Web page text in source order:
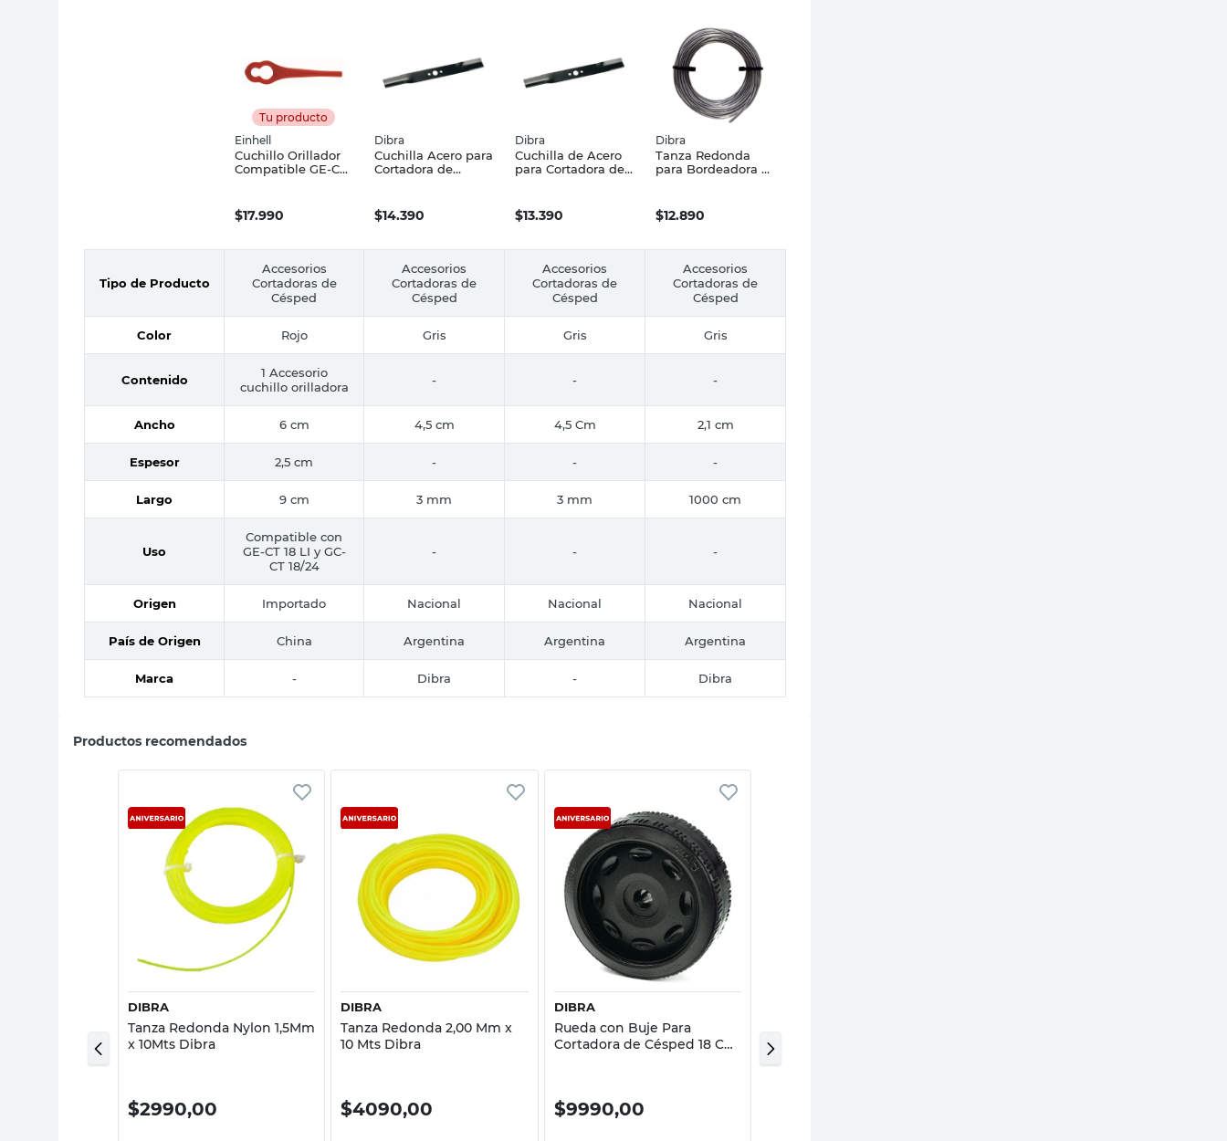
Tu producto
Einhell
Cuchillo Orillador
Compatible GE-CT
$17.990
Dibra
Cuchilla Acero para
Cortadora de
$14.390
Dibra
Cuchilla de Acero
para Cortadora de
$13.390
Dibra
Tanza Redonda
para Bordeadora 3
$12.890
Tipo de Producto
Accesorios
Cortadoras de
Césped
Accesorios
Cortadoras de
Césped
Accesorios
Cortadoras de
Césped
Accesorios
Cortadoras de
Césped
Color Rojo Gris Gris Gris
Contenido
1 Accesorio
cuchillo orilladora
- - -
Ancho 6 cm 4,5 cm 4,5 Cm 2,1 cm
Espesor 2,5 cm - - -
Largo 9 cm 3 mm 3 mm 1000 cm
Uso
Compatible con
GE-CT 18 LI y GC-
CT 18/24
- - -
Origen Importado Nacional Nacional Nacional
País de Origen China Argentina Argentina Argentina
Marca - Dibra - Dibra
Productos recomendados
Vista rápida
DIBRA
Tanza Redonda Nylon 1,5Mm
x 10Mts Dibra
$2990,00
Vista rápida
DIBRA
Tanza Redonda 2,00 Mm x
10 Mts Dibra
$4090,00
Vista rápida
DIBRA
Rueda con Buje Para
Cortadora de Césped 18 Cm
$9990,00
Cortadora de Césped 13,5
Cm Dibra